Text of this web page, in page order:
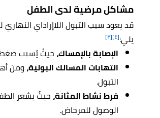
مشاكل مرضية لدى الطفل
قد يعود سبب التبول اللاإراداي
يلي:[٤] [٢]
الإصابة بالإمساك،حيثُ يُسبب ضغط
التهابات المسالك البولية،ومن
التبول.
فرط نشاط المثانة،حيثُ يشعر
الوصول للمرحاض.